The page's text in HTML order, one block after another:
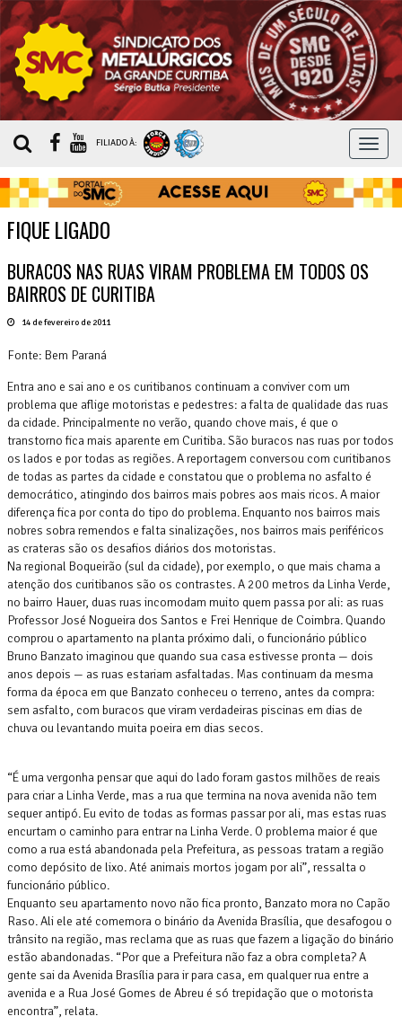
MENU
FILIADO À:
FIQUE LIGADO
BURACOS NAS RUAS VIRAM PROBLEMA EM TODOS OS
BAIRROS DE CURITIBA
14 de fevereiro de 2011
Fonte: Bem Paraná
Entra ano e sai ano e os curitibanos continuam a conviver com um
problema que aflige motoristas e pedestres: a falta de qualidade das ruas
da cidade. Principalmente no verão, quando chove mais, é que o
transtorno fica mais aparente em Curitiba. São buracos nas ruas por todos
os lados e por todas as regiões. A reportagem conversou com curitibanos
de todas as partes da cidade e constatou que o problema no asfalto é
democrático, atingindo dos bairros mais pobres aos mais ricos. A maior
diferença fica por conta do tipo do problema. Enquanto nos bairros mais
nobres sobra remendos e falta sinalizações, nos bairros mais periféricos
as crateras são os desafios diários dos motoristas.
Na regional Boqueirão (sul da cidade), por exemplo, o que mais chama a
atenção dos curitibanos são os contrastes. A 200 metros da Linha Verde,
no bairro Hauer, duas ruas incomodam muito quem passa por ali: as ruas
Professor José Nogueira dos Santos e Frei Henrique de Coimbra. Quando
comprou o apartamento na planta próximo dali, o funcionário público
Bruno Banzato imaginou que quando sua casa estivesse pronta — dois
anos depois — as ruas estariam asfaltadas. Mas continuam da mesma
forma da época em que Banzato conheceu o terreno, antes da compra:
sem asfalto, com buracos que viram verdadeiras piscinas em dias de
chuva ou levantando muita poeira em dias secos.
“É uma vergonha pensar que aqui do lado foram gastos milhões de reais
para criar a Linha Verde, mas a rua que termina na nova avenida não tem
sequer antipó. Eu evito de todas as formas passar por ali, mas estas ruas
encurtam o caminho para entrar na Linha Verde. O problema maior é que
como a rua está abandonada pela Prefeitura, as pessoas tratam a região
como depósito de lixo. Até animais mortos jogam por ali”, ressalta o
funcionário público.
Enquanto seu apartamento novo não fica pronto, Banzato mora no Capão
Raso. Ali ele até comemora o binário da Avenida Brasília, que desafogou o
trânsito na região, mas reclama que as ruas que fazem a ligação do binário
estão abandonadas. “Por que a Prefeitura não faz a obra completa? A
gente sai da Avenida Brasília para ir para casa, em qualquer rua entre a
avenida e a Rua José Gomes de Abreu é só trepidação que o motorista
encontra”, relata.